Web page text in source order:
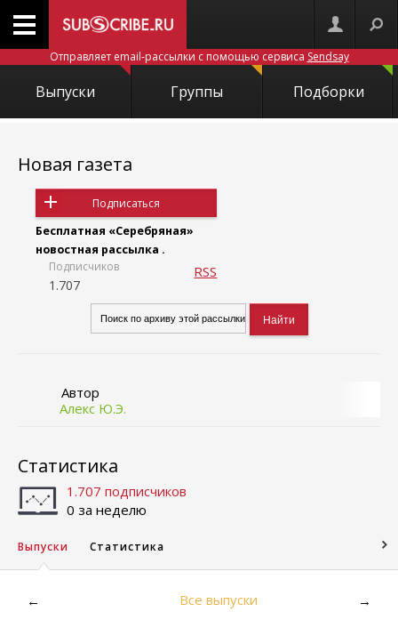
Отправляет email-рассылки с помощью сервиса Sendsay
Выпуски Группы Подборки
Новая газета
Подписаться
Бесплатная «Серебряная»
новостная рассылка .
Подписчиков
1.707
RSS
Автор
Алекс Ю.Э.
Статистика
1.707 подписчиков
0 за неделю
Выпуски Статистика
← Все выпуски →